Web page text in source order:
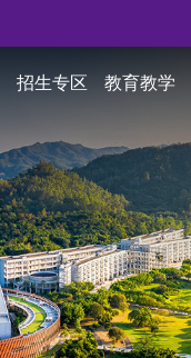
招生专区 教育教学